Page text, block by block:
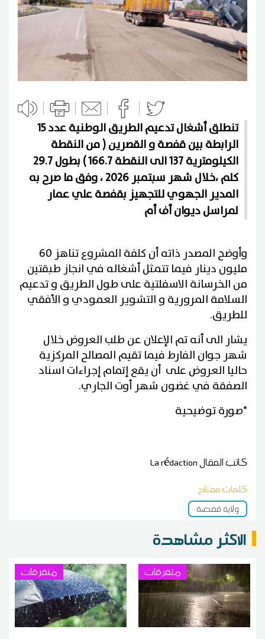
تنطلق أشغال تدعيم الطريق الوطنية عدد 15
الرابطة بين قفصة و القصرين ( من النقطة
الكيلومترية 137 الى النقطة 166.7 ) بطول 29.7
كلم ،خلال شهر سبتمبر 2026 ، وفق ما صرح به
المدير الجهوي للتجهيز بقفصة علي عمار
لمراسل ديوان أف أم
وأوضح المصدر ذاته أن كلفة المشروع تناهز 60
مليون دينار فيما تتمثل أشغاله في انجاز طبقتين
من الخرسانة الاسفلتية على طول الطريق و تدعيم
السلامة المرورية و التشوير العمودي و الأفقي
للطريق.
يشار الى أنه تم الإعلان عن طلب العروض خلال
شهر جوان الفارط فيما تقيم المصالح المركزية
حاليا العروض على أن يقع إتمام إجراءات اسناد
الصفقة في غضون شهر أوت الجاري.
*صورة توضيحية
كاتب المقالLa rédaction
كلمات مفتاح
ولاية قفصة
الاكثر مشاهدة
متفرقات متفرقات